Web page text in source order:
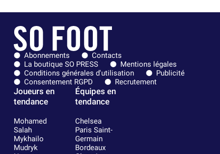
Abonnements
Contacts
La boutique SO PRESS
Mentions légales
Conditions générales d'utilisation
Publicité
Consentement RGPD
Recrutement
Joueurs en
tendance
Mohamed
Salah
Mykhailo
Mudryk
Équipes en
tendance
Chelsea
Paris Saint-
Germain
Bordeaux